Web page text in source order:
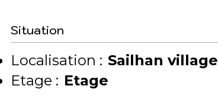
Situation
Localisation : Sailhan village
Etage : Etage